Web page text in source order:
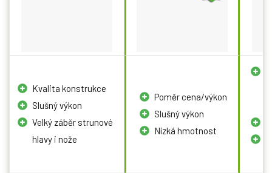
Kvalita konstrukce
Slušný výkon
Velký záběr strunové
hlavy i nože
Poměr cena/výkon
Slušný výkon
Nízká hmotnost